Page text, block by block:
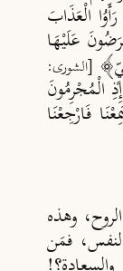
الْعَذَابَ
عَلَيْهَا
[الشورى:
الْمُجْرِمُونَ
فَارْجِعْنَا
وهذه
فمَن